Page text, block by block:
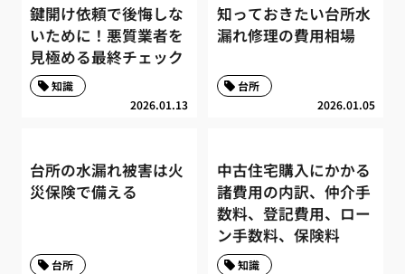
鍵開け依頼で後悔しな
いために！悪質業者を
見極める最終チェック
2026.01.13
知識
知っておきたい台所水
漏れ修理の費用相場
2026.01.05
台所
台所の水漏れ被害は火
災保険で備える
台所
中古住宅購入にかかる
諸費用の内訳、仲介手
数料、登記費用、ロー
ン手数料、保険料
知識